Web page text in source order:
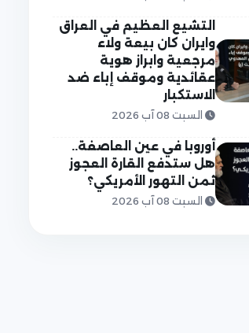
التشيع العظيم في العراق
وايران كان بيعة ولاء
مرجعية وابراز هوية
عقائدية وموقف إباء ضد
الاستكبار
السبت 08 آب 2026
أوروبا في عين العاصفة..
هل ستدفع القارة العجوز
ثمن التهور الأمريكي؟
السبت 08 آب 2026